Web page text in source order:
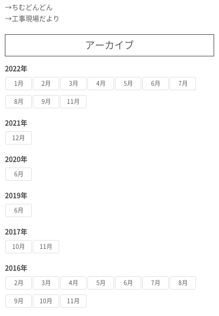
ちむどんどん
工事現場だより
アーカイブ
2022年
1月 2月 3月 4月 5月 6月 7月
8月 9月 11月
2021年
12月
2020年
6月
2019年
6月
2017年
10月 11月
2016年
2月 3月 4月 5月 6月 7月 8月
9月 10月 11月